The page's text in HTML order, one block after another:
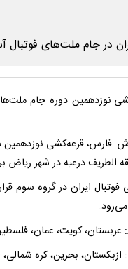
نوزدهمین دوره جام
الطریف درعیه در شهر ریاض
فوتبال ایران در گروه سوم